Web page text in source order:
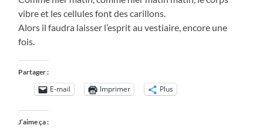
vibre et les cellules font des carillons.
Alors il faudra laisser l’esprit au vestiaire, encore une
fois.
Partager :
E-mail Imprimer Plus
J’aime ça :